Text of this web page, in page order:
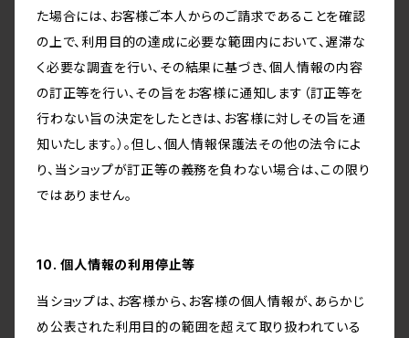
た場合には、お客様ご本人からのご請求であることを確認
の上で、利用目的の達成に必要な範囲内において、遅滞な
く必要な調査を行い、その結果に基づき、個人情報の内容
の訂正等を行い、その旨をお客様に通知します（訂正等を
行わない旨の決定をしたときは、お客様に対しその旨を通
知いたします。）。但し、個人情報保護法その他の法令によ
り、当ショップが訂正等の義務を負わない場合は、この限り
ではありません。
10. 個人情報の利用停止等
当ショップは、お客様から、お客様の個人情報が、あらかじ
め公表された利用目的の範囲を超えて取り扱われている